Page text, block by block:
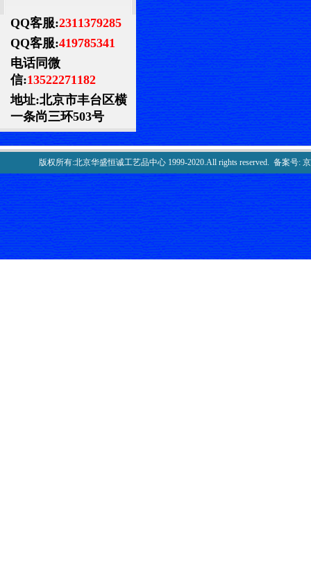
QQ客服:2311379285
QQ客服:419785341
电话同微
信:13522271182
地址:北京市丰台区横
一条尚三环503号
版权所有:北京华盛恒诚工艺品中心 1999-2020.All rights reserved. 备案号: